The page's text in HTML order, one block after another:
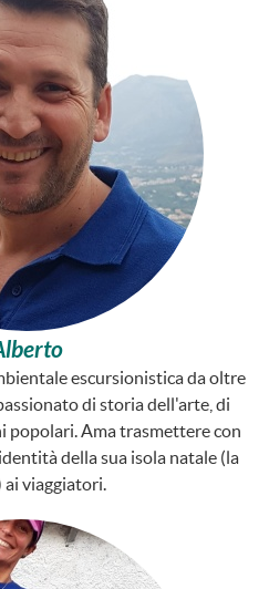
escursionistica da oltre
di storia dell'arte, di
popolari. Ama trasmettere con
della sua isola natale (la
ai viaggiatori.